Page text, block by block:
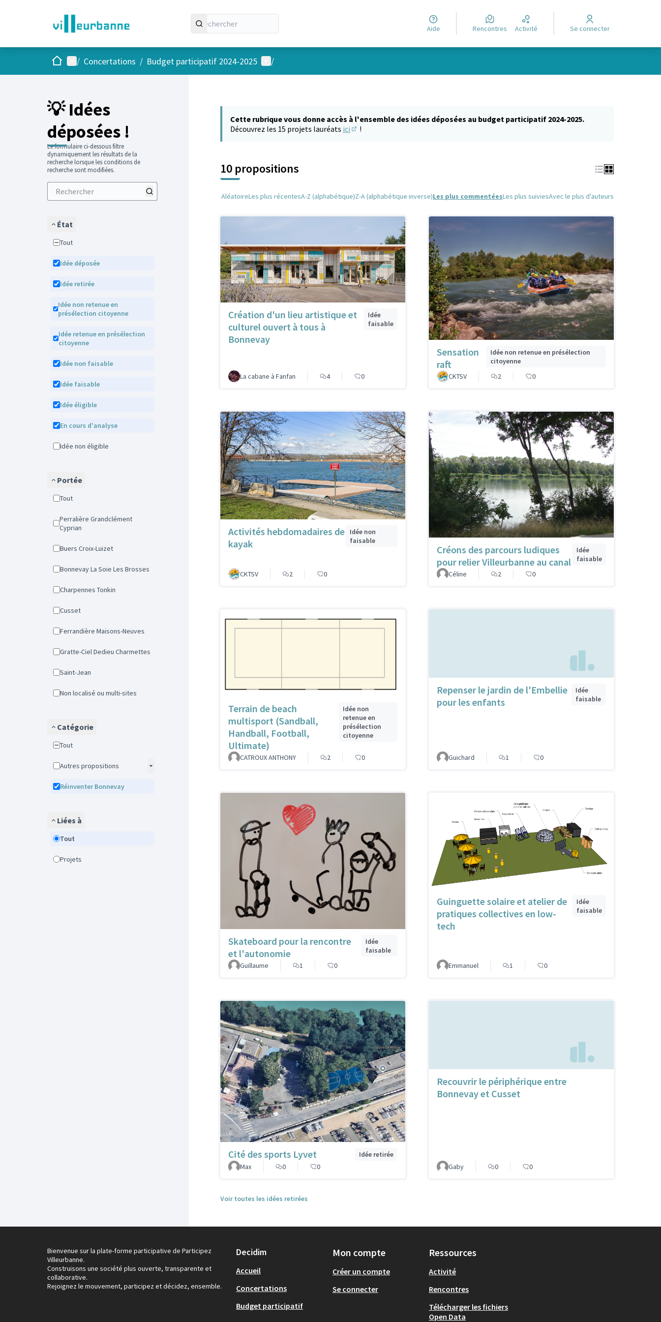
Aide Rencontres Activité Se connecter
AccueilMenu principal
/ Concertations / Budget participatif 2024-2025 Menu utilisateur
/
💡 Idées
déposées !
Le formulaire ci-dessous filtre
dynamiquement les résultats de la
recherche lorsque les conditions de
recherche sont modifiées.
État
Tout
Idée déposée
Idée retirée
Idée non retenue en
présélection citoyenne
Idée retenue en présélection
citoyenne
Idée non faisable
Idée faisable
Idée éligible
En cours d'analyse
Idée non éligible
Portée
Tout
Perralière Grandclément
Cyprian
Buers Croix-Luizet
Bonnevay La Soie Les Brosses
Charpennes Tonkin
Cusset
Ferrandière Maisons-Neuves
Gratte-Ciel Dedieu Charmettes
Saint-Jean
Non localisé ou multi-sites
Catégorie
Tout
Autres propositions
Réinventer Bonnevay
Liées à
Tout
Projets
Cette rubrique vous donne accès à l'ensemble des idées déposées au budget participatif 2024-2025.
Découvrez les 15 projets lauréats ici !
10 propositions
AléatoireLes plus récentesA-Z (alphabétique)Z-A (alphabétique inverse)Les plus commentéesLes plus suiviesAvec le plus d'auteurs
Création d'un lieu artistique et
culturel ouvert à tous à
Bonnevay
Idée
faisable
La cabane à Fanfan 4 0
Sensation
raft
Idée non retenue en présélection
citoyenne
CKTSV
2 0
Activités hebdomadaires de
kayak
Idée non
faisable
CKTSV 2 0
Créons des parcours ludiques
pour relier Villeurbanne au canal
Idée
faisable
Céline
2 0
Terrain de beach
multisport (Sandball,
Handball, Football,
Ultimate)
Idée non
retenue en
présélection
citoyenne
CATROUX ANTHONY 2 0
Repenser le jardin de l'Embellie
pour les enfants
Idée
faisable
Guichard 1 0
Skateboard pour la rencontre
et l'autonomie
Idée
faisable
Guillaume
1 0
Guinguette solaire et atelier de
pratiques collectives en low-
tech
Idée
faisable
Emmanuel 1 0
Cité des sports Lyvet
Idée retirée
Max
0 0
Recouvrir le périphérique entre
Bonnevay et Cusset
Gaby 0 0
Voir toutes les idées retirées
Bienvenue sur la plate-forme participative de Participez
Villeurbanne.
Construisons une société plus ouverte, transparente et
collaborative.
Rejoignez le mouvement, participez et décidez, ensemble.
Decidim
Accueil
Concertations
Budget participatif
Mon compte
Créer un compte
Se connecter
Ressources
Activité
Rencontres
Télécharger les fichiers
Open Data